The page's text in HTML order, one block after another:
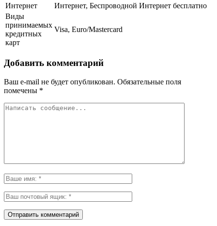
Интернет
Интернет, Беспроводной Интернет бесплатно
Виды
принимаемых
кредитных
карт
Visa, Euro/Mastercard
Добавить комментарий
Ваш e-mail не будет опубликован. Обязательные поля
помечены *